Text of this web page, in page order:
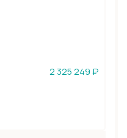
2 325 249 ₽